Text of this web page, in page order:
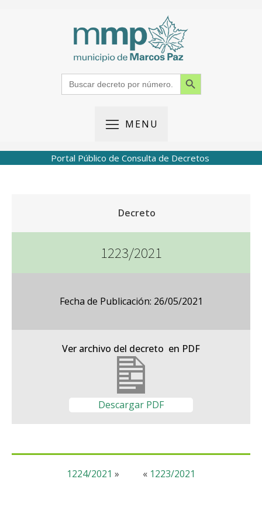
Search
for:
Search Button
MENU
Portal Público de Consulta de Decretos
Decreto
1223/2021
Fecha de Publicación: 26/05/2021
Ver archivo del decreto en PDF
Descargar PDF
« 1223/2021
1224/2021 »